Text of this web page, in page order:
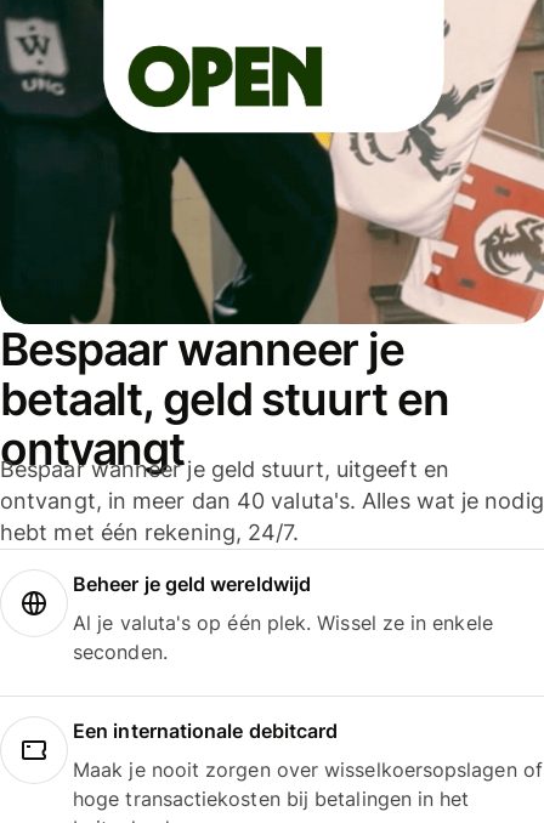
Bespaar wanneer je
betaalt, geld stuurt en
ontvangt
Bespaar wanneer je geld stuurt, uitgeeft en
ontvangt, in meer dan 40 valuta's. Alles wat je nodig
hebt met één rekening, 24/7.
Beheer je geld wereldwijd
Al je valuta's op één plek. Wissel ze in enkele
seconden.
Een internationale debitcard
Maak je nooit zorgen over wisselkoersopslagen of
hoge transactiekosten bij betalingen in het